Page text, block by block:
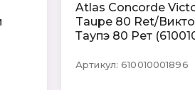
Atlas Concorde
Taupe 80 Ret/
Таупэ 80 Рет
Артикул: 610010001896